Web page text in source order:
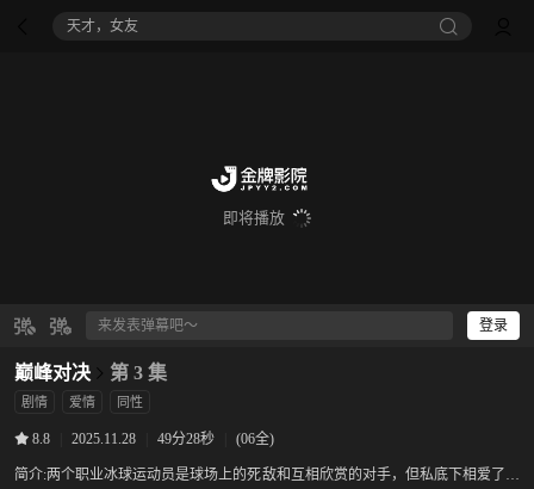
八仙！
即将播放
登录
巅峰对决 第 3 集
剧情 爱情 同性
8.8 2025.11.28 49分28秒 (06全)
简介:两个职业冰球运动员是球场上的死敌和互相欣赏的对手，但私底下相爱了，